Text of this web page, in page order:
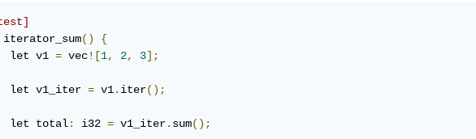
iterator_sum
()
{
let v1
= vec![1, 2, 3];
let v1_iter
= v1. iter();
let total
: i32 = v1_iter. sum();